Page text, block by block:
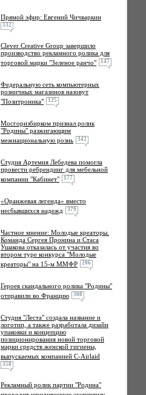
Прямой эфир: Евгений Чичваркин
332
Clever Creative Group завершило
производство рекламного ролика для
торговой марки "Зеленое ранчо"
147
Федеральную сеть компьютерных
розничных магазинов назовут
"Позитроника"
125
Мосгоризбирком признал ролик
"Родины" разжигающим
межнациональную рознь
342
Студия Артемия Лебедева помогла
провести ребрендинг для мебельной
компании "Кабинет"
177
«Оранжевая легенда» вместо
несбывшихся надежд
379
Частное мнение: Молодые креаторы.
Команда Сергея Пронина и Стаса
Ушакова отказалась от участия во
втором туре конкурса "Молодые
креаторы" на 15-м ММФР
206
Героев скандального ролика "Родины"
отправили во Францию
308
Студия "Леста" создала название и
логотип, а также разработала дизайн
упаковки и концепцию
позиционирования новой торговой
марки средств женской гигиены,
выпускаемых компанией C-Airlaid
358
Рекламный ролик партии "Родина"